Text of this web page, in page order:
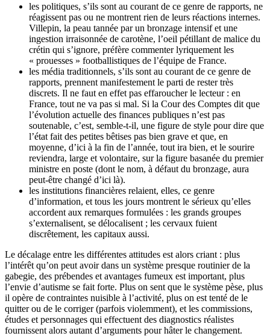
les politiques, s’ils sont au courant de ce genre de rapports, ne
réagissent pas ou ne montrent rien de leurs réactions internes.
Villepin, la peau tannée par un bronzage intensif et une
ingestion irraisonnée de carotène, l’oeil pétillant de malice du
crétin qui s’ignore, préfère commenter lyriquement les
« prouesses » footballistiques de l’équipe de France.
les média traditionnels, s’ils sont au courant de ce genre de
rapports, prennent manifestement le parti de rester très
discrets. Il ne faut en effet pas effaroucher le lecteur : en
France, tout ne va pas si mal. Si la Cour des Comptes dit que
l’évolution actuelle des finances publiques n’est pas
soutenable, c’est, semble-t-il, une figure de style pour dire que
l’état fait des petites bêtises pas bien grave et que, en
moyenne, d’ici à la fin de l’année, tout ira bien, et le sourire
reviendra, large et volontaire, sur la figure basanée du premier
ministre en poste (dont le nom, à défaut du bronzage, aura
peut-être changé d’ici là).
les institutions financières relaient, elles, ce genre
d’information, et tous les jours montrent le sérieux qu’elles
accordent aux remarques formulées : les grands groupes
s’externalisent, se délocalisent ; les cervaux fuient
discrêtement, les capitaux aussi.
Le décalage entre les différentes attitudes est alors criant : plus
l’intérêt qu’on peut avoir dans un système presque routinier de la
gabegie, des prébendes et avantages fumeux est important, plus
l’envie d’autisme se fait forte. Plus on sent que le système pèse, plus
il opère de contraintes nuisible à l’activité, plus on est tenté de le
quitter ou de le corriger (parfois violemment), et les commissions,
études et personnages qui effectuent des diagnostics réalistes
fournissent alors autant d’arguments pour hâter le changement.